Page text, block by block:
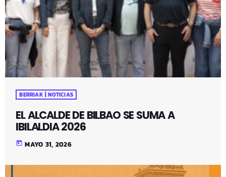
BERRIAK | NOTICIAS
EL ALCALDE DE BILBAO SE SUMA A
IBILALDIA 2026
today MAYO 31, 2026